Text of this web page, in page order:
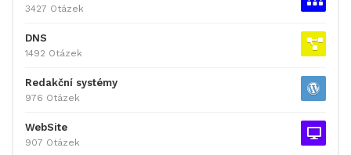
3427 Otázek
DNS
1492 Otázek
Redakční systémy
976 Otázek
WebSite
907 Otázek